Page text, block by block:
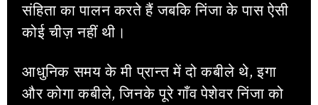
संहिता का पालन करते हैं जबकि निंजा के पास ऐसी
कोई चीज़ नहीं थी।
आधुनिक समय के मी प्रान्त में दो कबीले थे, इगा
और कोगा कबीले, जिनके पूरे गाँव पेशेवर निंजा को